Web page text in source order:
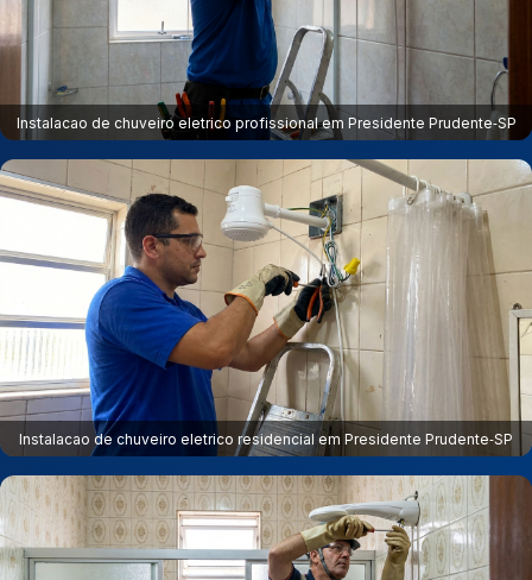
Instalacao de chuveiro eletrico profissional em Presidente Prudente‑SP
Instalacao de chuveiro eletrico residencial em Presidente Prudente‑SP